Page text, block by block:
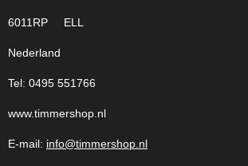
6011RP ELL
Nederland
Tel: 0495 551766
www.timmershop.nl
E-mail: info@timmershop.nl